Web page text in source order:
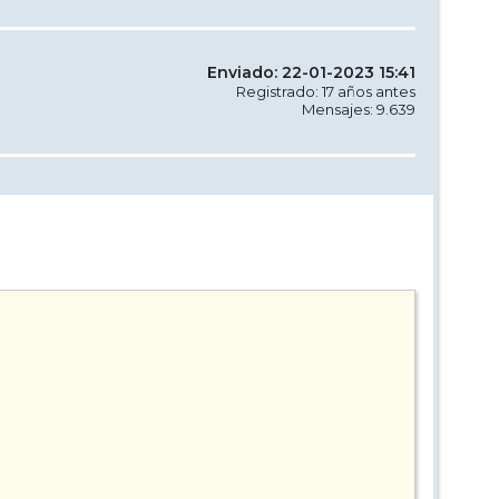
Enviado: 22-01-2023 15:41
Registrado: 17 años antes
Mensajes: 9.639